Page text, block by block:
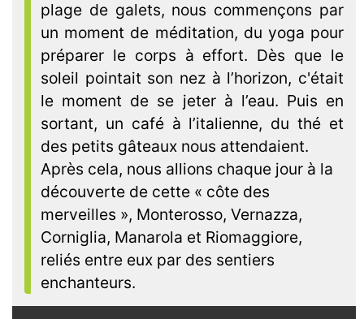
plage de galets, nous commençons par
un moment de méditation, du yoga pour
préparer le corps à effort. Dès que le
soleil pointait son nez à l’horizon, c'était
le moment de se jeter à l’eau. Puis en
sortant, un café à l’italienne, du thé et
des petits gâteaux nous attendaient.
Après cela, nous allions chaque jour à la
découverte de cette « côte des
merveilles », Monterosso, Vernazza,
Corniglia, Manarola et Riomaggiore,
reliés entre eux par des sentiers
enchanteurs.